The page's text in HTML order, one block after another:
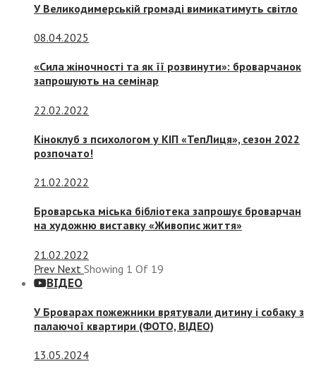
У Великодимерській громаді вимикатимуть світло
08.04.2025
«Сила жіночності та як її розвинути»: броварчанок
запрошують на семінар
22.02.2022
Кіноклуб з психологом у КІП «ТепЛиця», сезон 2022
розпочато!
21.02.2022
Броварська міська бібліотека запрошує броварчан
на художню виставку «Живопис життя»
21.02.2022
Prev Next Showing 1 Of 19
ВІДЕО
У Броварах пожежники врятували дитину і собаку з
палаючої квартири (ФОТО, ВІДЕО)
13.05.2024